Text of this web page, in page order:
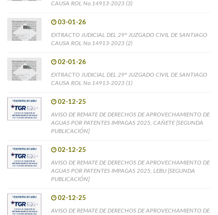
CAUSA ROL No.14913-2023 (3)
03-01-26
EXTRACTO JUDICIAL DEL 29° JUZGADO CIVIL DE SANTIAGO
CAUSA ROL No.14913-2023 (2)
02-01-26
EXTRACTO JUDICIAL DEL 29° JUZGADO CIVIL DE SANTIAGO
CAUSA ROL No.14913-2023 (1)
02-12-25
AVISO DE REMATE DE DERECHOS DE APROVECHAMIENTO DE
AGUAS POR PATENTES IMPAGAS 2025, CAÑETE [SEGUNDA
PUBLICACIÓN]
02-12-25
AVISO DE REMATE DE DERECHOS DE APROVECHAMIENTO DE
AGUAS POR PATENTES IMPAGAS 2025, LEBU [SEGUNDA
PUBLICACIÓN]
02-12-25
AVISO DE REMATE DE DERECHOS DE APROVECHAMIENTO DE